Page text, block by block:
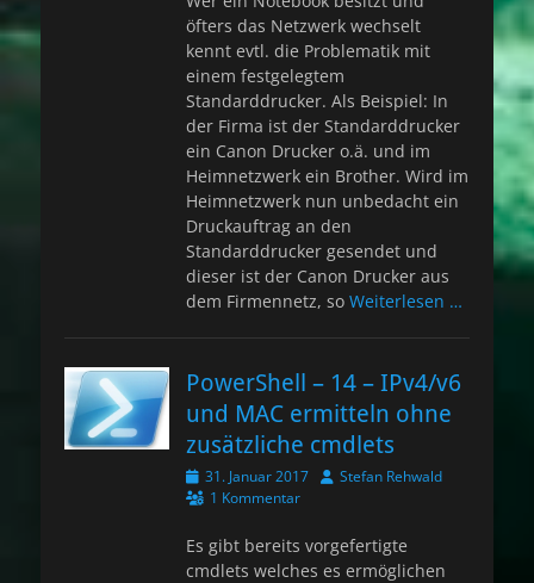
öfters das Netzwerk wechselt
kennt evtl. die Problematik mit
einem festgelegtem
Standarddrucker. Als Beispiel: In
der Firma ist der Standarddrucker
ein Canon Drucker o.ä. und im
Heimnetzwerk ein Brother. Wird im
Heimnetzwerk nun unbedacht ein
Druckauftrag an den
Standarddrucker gesendet und
dieser ist der Canon Drucker aus
dem Firmennetz, so Weiterlesen …
PowerShell – 14 – IPv4/v6
und MAC ermitteln ohne
zusätzliche cmdlets
Veröffentlicht
am
31. Januar 2017 AutorStefan Rehwald
1 Kommentar
Es gibt bereits vorgefertigte
cmdlets welches es ermöglichen